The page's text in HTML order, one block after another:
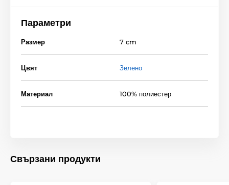
Параметри
Размер 7 cm
Цвят Зелено
Материал 100% полиестер
Свързани продукти